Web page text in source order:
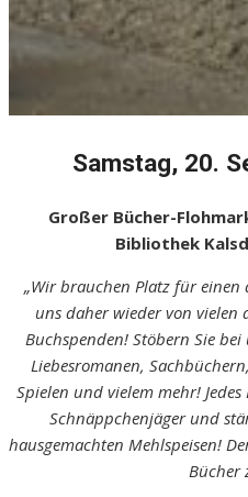
Samstag, 20.
Großer Bücher-
Bibliothek
„Wir brauchen Platz für
uns daher wieder von vielen
Buchspenden! Stöbern Sie
Liebesromanen,
Spielen und vielem mehr!
Schnäppchenjäger und
hausgemachten Mehlspeisen!
Bücher